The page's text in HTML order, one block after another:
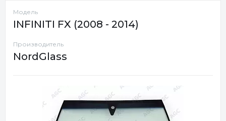
Модель
INFINITI FX (2008 - 2014)
Производитель
NordGlass